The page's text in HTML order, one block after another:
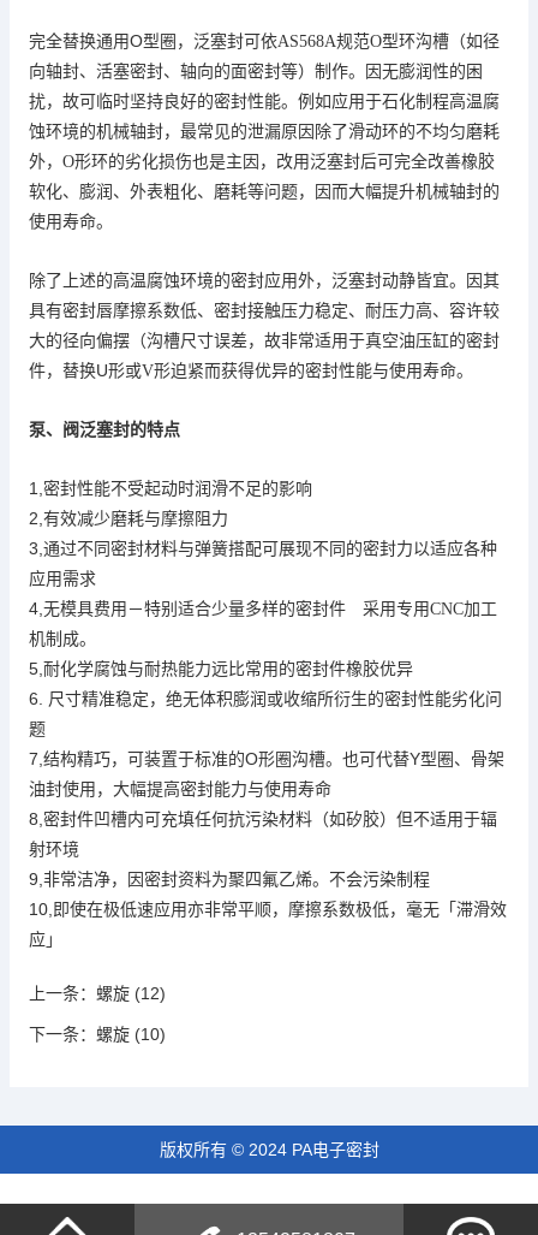
完全替换通用O型圈，泛塞封可依AS568A规范O型环沟槽（如径
向轴封、活塞密封、轴向的面密封等）制作。因无膨润性的困
扰，故可临时坚持良好的密封性能。例如应用于石化制程高温腐
蚀环境的机械轴封，最常见的泄漏原因除了滑动环的不均匀磨耗
外， O形环的劣化损伤也是主因，改用泛塞封后可完全改善橡胶
软化、膨润、外表粗化、磨耗等问题，因而大幅提升机械轴封的
使用寿命。
除了上述的高温腐蚀环境的密封应用外，泛塞封动静皆宜。因其
具有密封唇摩擦系数低、密封接触压力稳定、耐压力高、容许较
大的径向偏摆（沟槽尺寸误差，故非常适用于真空油压缸的密封
件，替换U形或V形迫紧而获得优异的密封性能与使用寿命。
泵、阀泛塞封的特点
1, 密封性能不受起动时润滑不足的影响
2, 有效减少磨耗与摩擦阻力
3,通过不同密封材料与弹簧搭配 可展现不同的密封力以适应各种
应用需求
4, 无模具费用－特别适合少量多样的密封件 采用专用CNC加工
机制成。
5, 耐化学腐蚀与耐热能力远比常用的密封件橡胶优异
6. 尺寸精准稳定，绝无体积膨润或收缩所衍生的密封性能劣化问
题
7, 结构精巧 ， 可装置于标准的O形圈沟槽。 也可代替Y型圈、骨架
油封使用， 大幅提高密封能力与使用寿命
8, 密封件凹槽内可充填任何抗污染材料（如矽胶）但不适用于辐
射环境
9, 非常洁净，因密封资料为聚四氟乙烯。不会污染制程
10, 即使在极低速应用亦非常平顺，摩擦系数极低，毫无「滞滑效
应」
上一条： 螺旋 (12)
下一条： 螺旋 (10)
版权所有 © 2024 PA电子密封